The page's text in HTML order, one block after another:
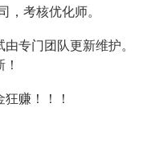
考核优化师。
专门团队更新维护。
赚！！！